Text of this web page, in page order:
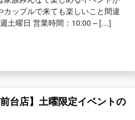
カップルで来ても楽しいこと間違
土曜日 営業時間：10:00 – […]
ーポイント三木店】土曜限定イベントの
台店】土曜限定イベントの